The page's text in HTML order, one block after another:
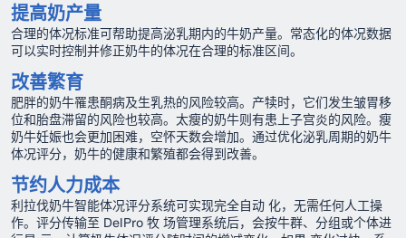
提高奶产量
合理的体况标准可帮助提高泌乳期内的牛奶产量。常态化的体况数据
可以实时控制并修正奶牛的体况在合理的标准区间。
改善繁育
肥胖的奶牛罹患酮病及生乳热的风险较高。产犊时，它们发生皱胃移
位和胎盘滞留的风险也较高。太瘦的奶牛则有患上子宫炎的风险。瘦
奶牛妊娠也会更加困难，空怀天数会增加。通过优化泌乳周期的奶牛
体况评分，奶牛的健康和繁殖都会得到改善。
节约人力成本
利拉伐奶牛智能体况评分系统可实现完全自动 化，无需任何人工操
作。评分传输至 DelPro 牧 场管理系统后，会按牛群、分组或个体进